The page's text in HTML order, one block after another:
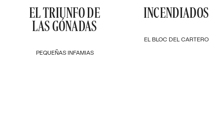
PEQUEÑAS INFAMIAS
EL TRIUNFO DE
LAS GÓNADAS
EL BLOC DEL CARTERO
INCENDIADOS